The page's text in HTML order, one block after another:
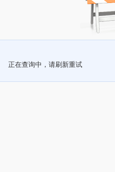
正在查询中，请刷新重试